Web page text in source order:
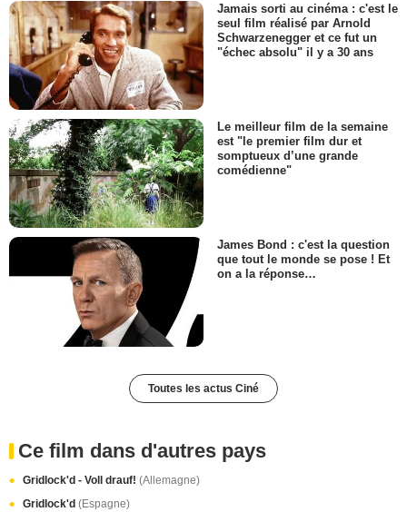
Jamais sorti au cinéma : c'est le
seul film réalisé par Arnold
Schwarzenegger et ce fut un
"échec absolu" il y a 30 ans
Le meilleur film de la semaine
est "le premier film dur et
somptueux d’une grande
comédienne"
James Bond : c'est la question
que tout le monde se pose ! Et
on a la réponse…
Toutes les actus Ciné
Ce film dans d'autres pays
Gridlock'd - Voll drauf! (Allemagne)
Gridlock'd (Espagne)